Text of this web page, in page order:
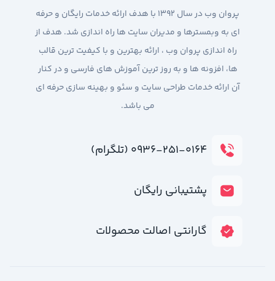
پروان وب در سال 1392 با هدف ارائه خدمات رایگان و حرفه
ای به وبمسترها و مدیران سایت ها راه اندازی شد. هدف از
راه اندازی پروان وب ، ارائه بهترین و با کیفیت ترین قالب
ها، افزونه ها و به روز ترین آموزش های فارسی و در کنار
آن ارائه خدمات طراحی سایت و سئو و بهینه سازی حرفه ای
می باشد.
۰۹۳۶-۲۵۱-۰۱۶۴ (تلگرام)
پشتیبانی رایگان
گارانتی اصالت محصولات